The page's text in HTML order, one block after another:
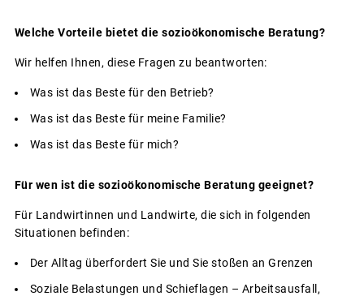
Welche Vorteile bietet die sozioökonomische Beratung?
Wir helfen Ihnen, diese Fragen zu beantworten:
Was ist das Beste für den Betrieb?
Was ist das Beste für meine Familie?
Was ist das Beste für mich?
Für wen ist die sozioökonomische Beratung geeignet?
Für Landwirtinnen und Landwirte, die sich in folgenden
Situationen befinden:
Der Alltag überfordert Sie und Sie stoßen an Grenzen
Soziale Belastungen und Schieflagen – Arbeitsausfall,